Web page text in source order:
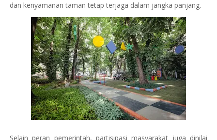
dan kenyamanan taman tetap terjaga dalam jangka panjang.
Selain peran pemerintah, partisipasi masyarakat juga dinilai